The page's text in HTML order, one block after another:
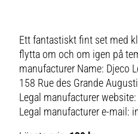
Ett fantastiskt fint set med
flytta om och om igen på
manufacturer Name: Djeco
158 Rue des Grande
Legal manufacturer
Legal manufacturer e-mail: